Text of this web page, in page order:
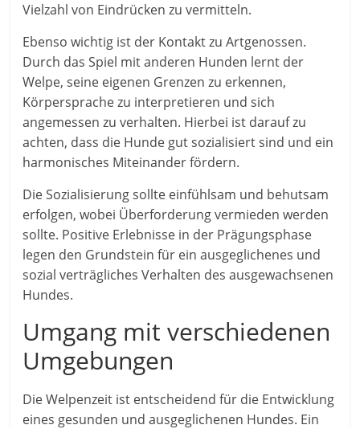
Vielzahl von Eindrücken zu vermitteln.
Ebenso wichtig ist der Kontakt zu Artgenossen.
Durch das Spiel mit anderen Hunden lernt der
Welpe, seine eigenen Grenzen zu erkennen,
Körpersprache zu interpretieren und sich
angemessen zu verhalten. Hierbei ist darauf zu
achten, dass die Hunde gut sozialisiert sind und ein
harmonisches Miteinander fördern.
Die Sozialisierung sollte einfühlsam und behutsam
erfolgen, wobei Überforderung vermieden werden
sollte. Positive Erlebnisse in der Prägungsphase
legen den Grundstein für ein ausgeglichenes und
sozial verträgliches Verhalten des ausgewachsenen
Hundes.
Umgang mit verschiedenen
Umgebungen
Die Welpenzeit ist entscheidend für die Entwicklung
eines gesunden und ausgeglichenen Hundes. Ein